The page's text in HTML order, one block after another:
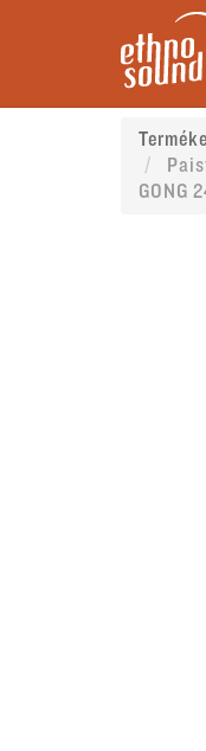
GONG